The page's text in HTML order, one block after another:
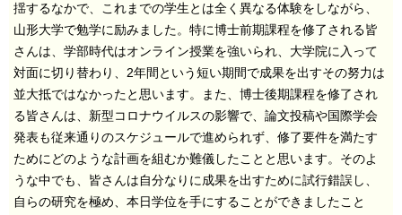
揺するなかで、これまでの学生とは全く異なる体験をしながら、
山形大学で勉学に励みました。特に博士前期課程を修了される皆
さんは、学部時代はオンライン授業を強いられ、大学院に入って
対面に切り替わり、2年間という短い期間で成果を出すその努力は
並大抵ではなかったと思います。また、博士後期課程を修了され
る皆さんは、新型コロナウイルスの影響で、論文投稿や国際学会
発表も従来通りのスケジュールで進められず、修了要件を満たす
ためにどのような計画を組むか難儀したことと思います。そのよ
うな中でも、皆さんは自分なりに成果を出すために試行錯誤し、
自らの研究を極め、本日学位を手にすることができましたこと